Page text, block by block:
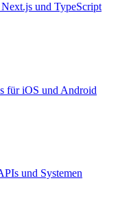
und TypeScript
für iOS und Android
und Systemen